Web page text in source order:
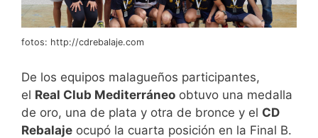
fotos: http://cdrebalaje.com
De los equipos malagueños participantes,
el Real Club Mediterráneo obtuvo una medalla
de oro, una de plata y otra de bronce y el CD
Rebalaje ocupó la cuarta posición en la Final B.